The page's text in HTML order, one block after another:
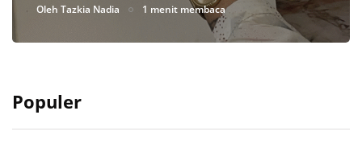
Oleh Tazkia Nadia 1 menit membaca
Populer